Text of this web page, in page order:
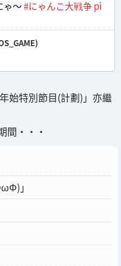
ゃ～#にゃんこ大戦争pi
始特別節目(計劃)」亦繼
間・・・
」